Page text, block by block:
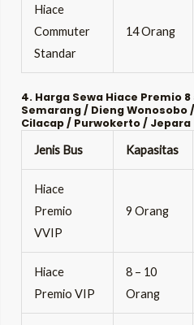
Hiace
Commuter
Standar
14 Orang
4. Harga Sewa Hiace Premio
Semarang / Dieng Wonosobo
Cilacap / Purwokerto / Jepara
Jenis Bus
Kapasitas
Hiace
Premio
VVIP
9 Orang
Hiace
Premio VIP
8 – 10
Orang